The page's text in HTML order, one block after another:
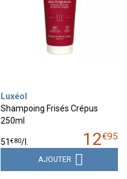
Luxéol
Shampoing Frisés Crépus
250ml
12€95
51 €80/
AJOUTER